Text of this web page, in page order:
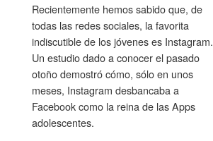
Recientemente hemos sabido que, de
todas las redes sociales, la favorita
indiscutible de los jóvenes es Instagram.
Un estudio dado a conocer el pasado
otoño demostró cómo, sólo en unos
meses, Instagram desbancaba a
Facebook como la reina de las Apps
adolescentes.